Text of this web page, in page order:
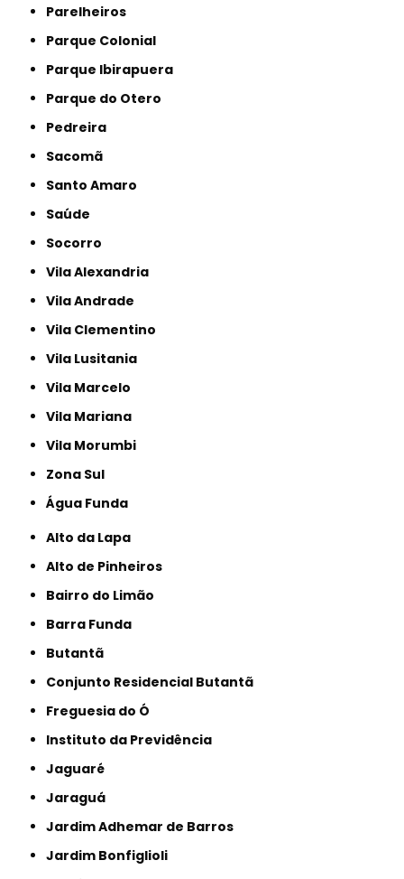
Parelheiros
Parque Colonial
Parque Ibirapuera
Parque do Otero
Pedreira
Sacomã
Santo Amaro
Saúde
Socorro
Vila Alexandria
Vila Andrade
Vila Clementino
Vila Lusitania
Vila Marcelo
Vila Mariana
Vila Morumbi
Zona Sul
Água Funda
Alto da Lapa
Alto de Pinheiros
Bairro do Limão
Barra Funda
Butantã
Conjunto Residencial Butantã
Freguesia do Ó
Instituto da Previdência
Jaguaré
Jaraguá
Jardim Adhemar de Barros
Jardim Bonfiglioli